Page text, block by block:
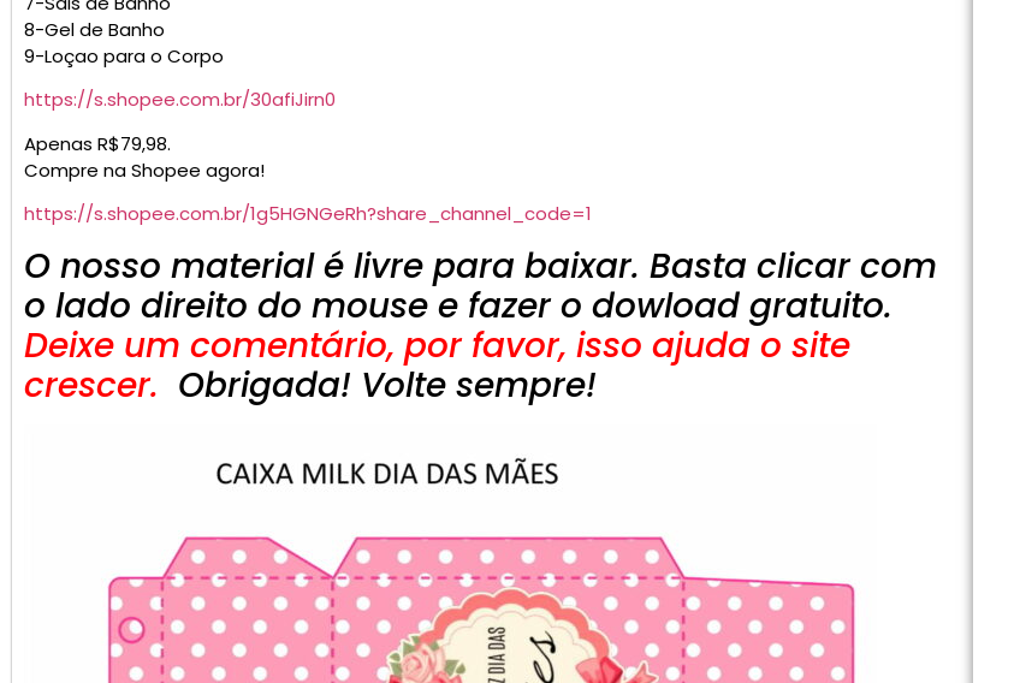
8-Gel de Banho
9-Loçao para o Corpo
https://s.shopee.com.br/30afiJirn0
Apenas R$79,98.
Compre na Shopee agora!
https://s.shopee.com.br/1g5HGNGeRh?share_channel_code=1
O nosso material é livre para baixar. Basta clicar com
o lado direito do mouse e fazer o dowload gratuito.
Deixe um comentário, por favor, isso ajuda o site
crescer. Obrigada! Volte sempre!